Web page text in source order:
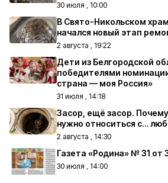
30 июля , 10:00
В Свято-Никольском
начался новый этап
2 августа , 19:22
Дети из Белгородской
победителями
страна — моя Россия»
31 июля , 14:18
Засор, ещё засор.
нужно относиться с…
2 августа , 14:30
Газета «Родина» № 31 от
30 июля , 14:00